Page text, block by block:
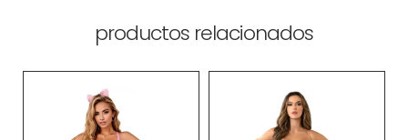
productos relacionados